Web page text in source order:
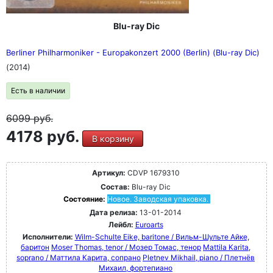
Blu-ray Dic
Berliner Philharmoniker - Europakonzert 2000 (Berlin) (Blu-ray Dic)
(2014)
Есть в наличии
6099руб.
4178 руб. В корзину
Артикул: CDVP 1679310
Состав: Blu-ray Dic
Состояние: Новое. Заводская упаковка.
Дата релиза: 13-01-2014
Лейбл: Euroarts
Исполнители: Wilm-Schulte Eike, baritone / Вильм-Шульте Айке,
баритон Moser Thomas, tenor / Мозер Томас, тенор Mattila Karita,
soprano / Маттила Карита, сопрано Pletnev Mikhail, piano / Плетнёв
Михаил, фортепиано